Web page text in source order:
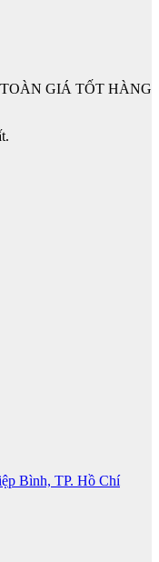
GIÁ TỐT HÀNG
Bình, TP. Hồ Chí